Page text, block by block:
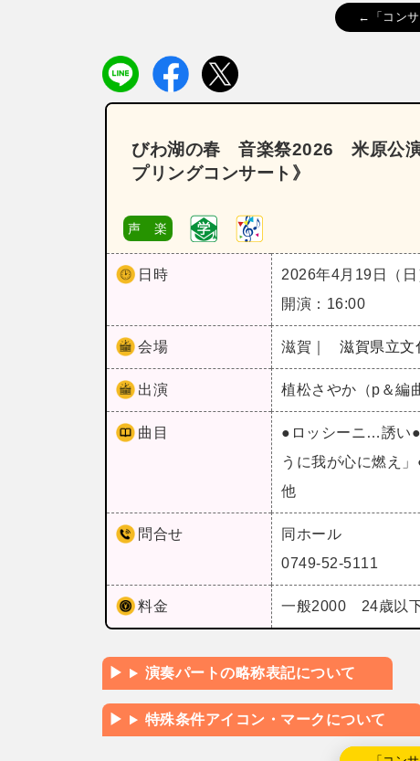
←「コンサ
びわ湖の春 音楽祭2026 米原公
プリングコンサート》
声 楽
日時
2026年4月19日（日
開演：16:00
会場 滋賀｜ 滋賀県立文
出演 植松さやか（p＆編
曲目
●ロッシーニ…誘い
うに我が心に燃え
他
問合せ
同ホール
0749-52-5111
料金 一般2000 24歳以
演奏パートの略称表記について
特殊条件アイコン・マークについて